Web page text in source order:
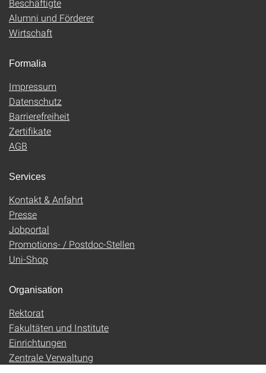
Beschäftigte
Alumni und Förderer
Wirtschaft
Formalia
Impressum
Datenschutz
Barrierefreiheit
Zertifikate
AGB
Services
Kontakt & Anfahrt
Presse
Jobportal
Promotions- / Postdoc-Stellen
Uni-Shop
Organisation
Rektorat
Fakultäten und Institute
Einrichtungen
Zentrale Verwaltung